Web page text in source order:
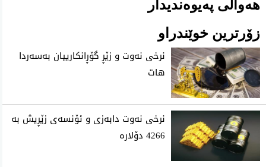
هەواڵی پەیوەندیدار
زۆرترین خوێندراو
نرخی نه‌وت و زێڕ گۆڕانكارییان به‌سه‌ردا
هات
نرخی نەوت دابەزی و ئۆنسەی زێڕیش بە
4266 دۆلارە